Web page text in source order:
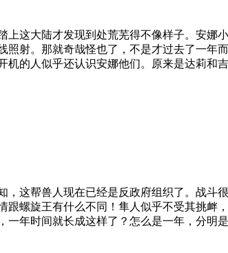
这大陆才发现到处荒芜得不像样子。安娜
射。那就奇哉怪也了，不是才过去了一年
的人似乎还认识安娜他们。原来是达莉和
这帮兽人现在已经是反政府组织了。战斗
螺旋王有什么不同！隼人似乎不受其挑衅
年时间就长成这样了？怎么是一年，分明